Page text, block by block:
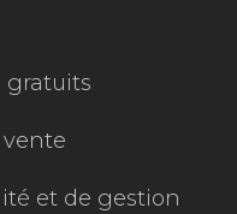
gratuits
et de gestion